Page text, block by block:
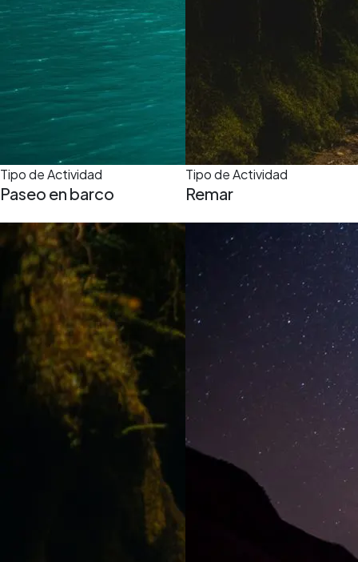
Tipo de Actividad
Paseo en barco
Tipo de Actividad
Remar